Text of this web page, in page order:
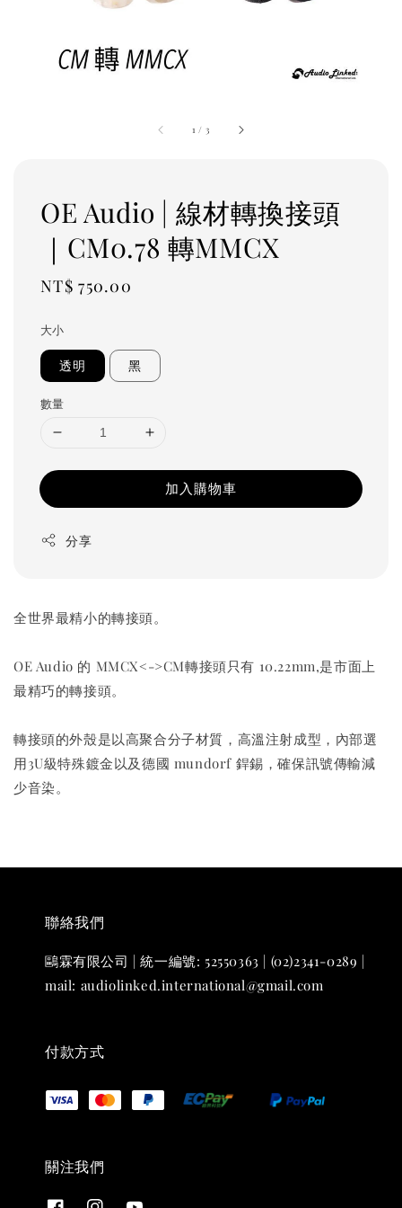
1 / 3
OE Audio | 線材轉換接頭
｜CM0.78 轉MMCX
Regular
NT$ 750.00
大小
透明 黑
數量
加入購物車
分享
全世界最精小的轉接頭。
OE Audio 的 MMCX<->CM轉接頭只有 10.22mm,是市面上
最精巧的轉接頭。
轉接頭的外殼是以高聚合分子材質，高溫注射成型，內部選
用3U級特殊鍍金以及德國 mundorf 銲錫，確保訊號傳輸減
少音染。
聯絡我們
鷗霖有限公司 | 統一編號: 52550363 | (02)2341-0289 |
mail: audiolinked.international@gmail.com
付款方式
關注我們